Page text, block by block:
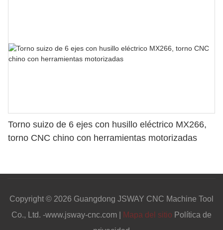
Torno suizo de 6 ejes con husillo eléctrico MX266,
torno CNC chino con herramientas motorizadas
Copyright © 2026 Guangdong JSWAY CNC Machine Tool
Co., Ltd. -www.jsway-cnc.com |
Mapa del sitio Política de